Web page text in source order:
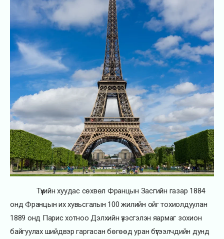
Түүхийн хуудас сөхвөл Францын Засгийн газар 1884
онд Францын их хувьсгалын 100 жилийн ойг тохиолдуулан
1889 онд Парис хотноо Дэлхийн үзэсгэлэн яармаг зохион
байгуулах шийдвэр гаргасан бөгөөд уран бүтээлчдийн дунд